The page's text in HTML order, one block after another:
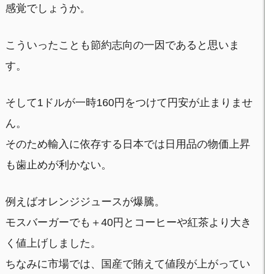
感覚でしょうか。
こういったことも節約志向の一因であると思いま
す。
そして1ドルが一時160円をつけて円安が止まりませ
ん。
そのため輸入に依存する日本では日用品の物価上昇
も歯止めが利かない。
例えばオレンジジュースが爆騰。
モスバーガーでも＋40円とコーヒーや紅茶より大き
く値上げしました。
ちなみに市場では、国産で賄えて値段が上がってい